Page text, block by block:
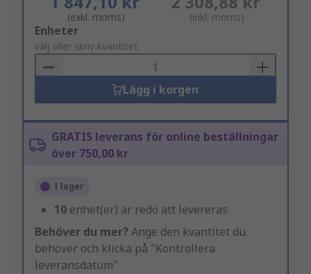
(exkl. moms) (inkl. moms)
Add
to
Basket
Enheter
välj eller skriv kvantitet
Lägg i korgen
GRATIS leverans för online beställningar
över 750,00 kr
I lager
10 enhet(er) är redo att levereras
Behöver du mer? Ange den kvantitet du
behöver och klicka på "Kontrollera
leveransdatum"